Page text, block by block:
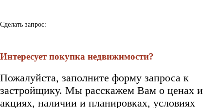
Сделать запрос:
Интересует покупка недвижимости?
Пожалуйста, заполните форму запроса к
застройщику. Мы расскажем Вам о ценах и
акциях, наличии и планировках, условиях